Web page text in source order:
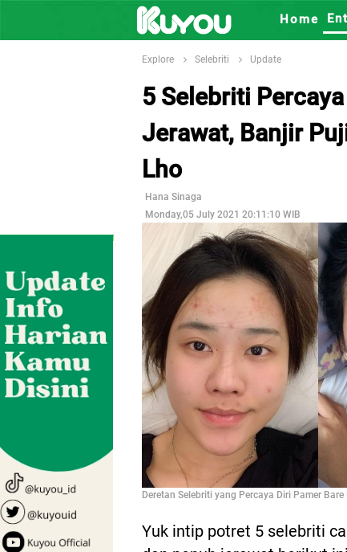
Home
Explore Selebriti Update
5 Selebriti
Jerawat, Banjir
Lho
Hana Sinaga
Monday,05 July 2021 20:11:10 WIB
Deretan Selebriti yang Percaya Diri Pamer
Yuk intip potret 5 selebriti